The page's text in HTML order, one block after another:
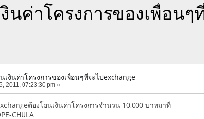
งินค่าโครงการของเพื่อนๆ
นเงินค่าโครงการของเพื่อนๆที่จะไปexchange
2011, 07:23:30 pm »
ต้องโอนเงินค่าโครงการจำนวน 10,000 บาทมาที่
CHULA